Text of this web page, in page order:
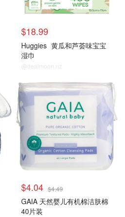
$18.99
Huggies 黄瓜和芦荟味宝宝
湿巾
@dealmoon.nz
$4.04 $4.49
GAIA 天然婴儿有机棉洁肤棉
40片装